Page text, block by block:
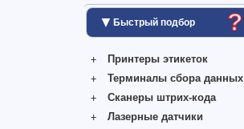
▼ Быстрый подбор ?
Принтеры этикеток
Терминалы сбора данных
Сканеры штрих-кода
Лазерные датчики